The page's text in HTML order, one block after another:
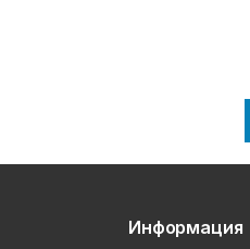
Информация